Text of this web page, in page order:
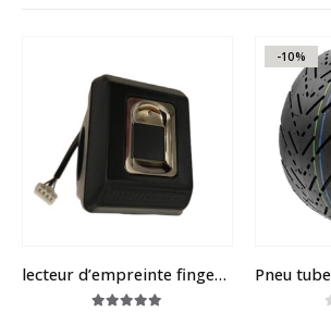
lecteur d’empreinte fingerprint pour Dualtron et Speedway
-10%